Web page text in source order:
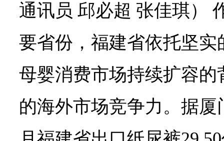
通讯员 邱必超 张佳琪）
要省份，福建省依托坚
母婴消费市场持续扩容
的海外市场竞争力。据